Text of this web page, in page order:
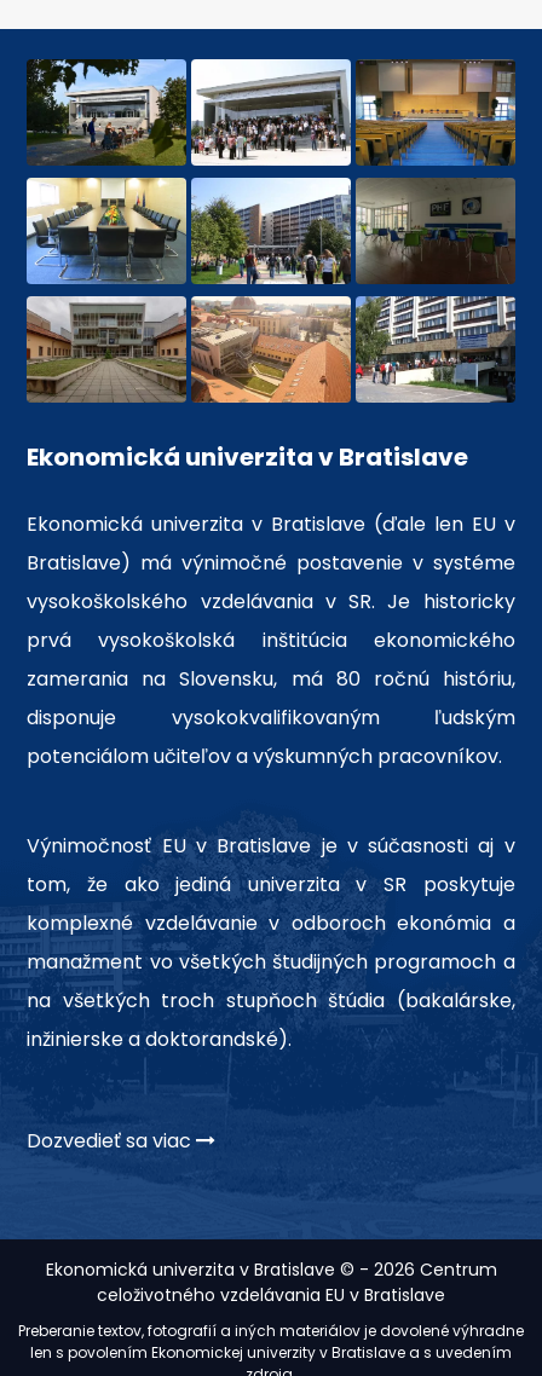
Ekonomická univerzita v Bratislave
Ekonomická univerzita v Bratislave (ďale len EU v
Bratislave) má výnimočné postavenie v systéme
vysokoškolského vzdelávania v SR. Je historicky
prvá vysokoškolská inštitúcia ekonomického
zamerania na Slovensku, má 80 ročnú históriu,
disponuje vysokokvalifikovaným ľudským
potenciálom učiteľov a výskumných pracovníkov.
Výnimočnosť EU v Bratislave je v súčasnosti aj v
tom, že ako jediná univerzita v SR poskytuje
komplexné vzdelávanie v odboroch ekonómia a
manažment vo všetkých študijných programoch a
na všetkých troch stupňoch štúdia (bakalárske,
inžinierske a doktorandské).
Dozvedieť sa viac
Ekonomická univerzita v Bratislave © - 2026 Centrum
celoživotného vzdelávania EU v Bratislave
Preberanie textov, fotografií a iných materiálov je dovolené výhradne
len s povolením Ekonomickej univerzity v Bratislave a s uvedením